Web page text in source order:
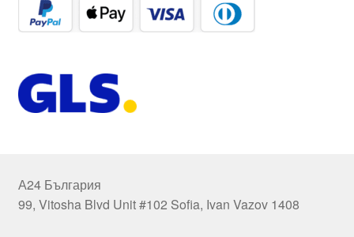
А24 България
99, Vitosha Blvd Unit #102 Sofia, Ivan Vazov 1408